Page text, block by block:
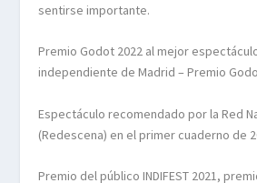
sentirse importante.
Premio Godot 2022 al mejor
independiente de Madrid – Premio
Espectáculo recomendado por la Red
(Redescena) en el primer cuaderno de
Premio del público INDIFEST 2021,